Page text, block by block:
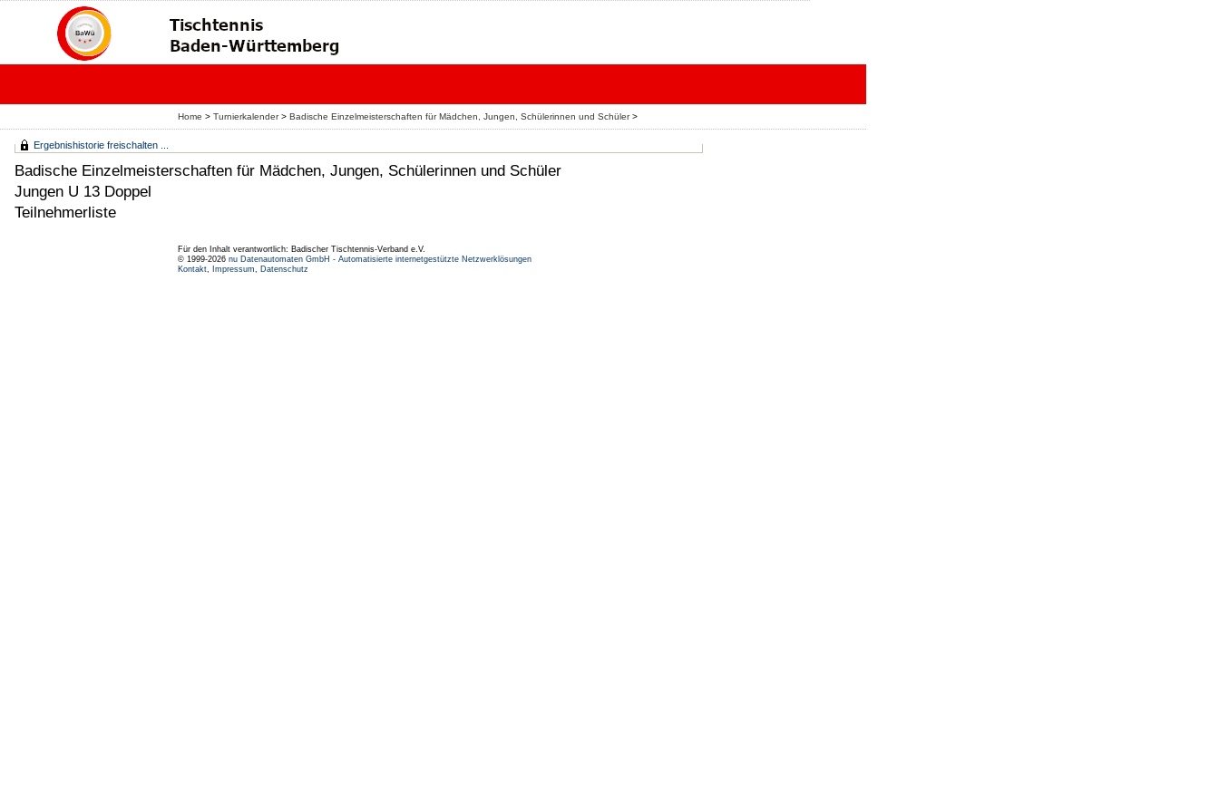
Home > Turnierkalender> Badische Einzelmeisterschaften für Mädchen, Jungen, Schülerinnen und Schüler>
Ergebnishistorie freischalten ...
Badische Einzelmeisterschaften für Mädchen, Jungen, Schülerinnen und Schüler
Jungen U 13 Doppel
Teilnehmerliste
Für den Inhalt verantwortlich: Badischer Tischtennis-Verband e.V.
© 1999-2026 nu Datenautomaten GmbH - Automatisierte internetgestützte Netzwerklösungen
Kontakt, Impressum, Datenschutz